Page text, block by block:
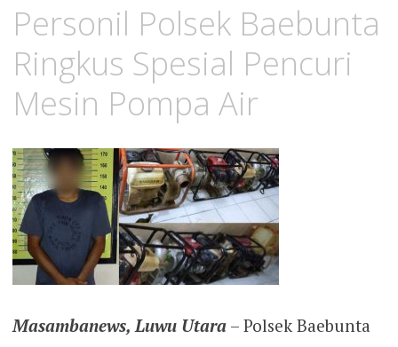
Personil Polsek Baebunta
Ringkus Spesial Pencuri
Mesin Pompa Air
Masambanews, Luwu Utara– Polsek Baebunta